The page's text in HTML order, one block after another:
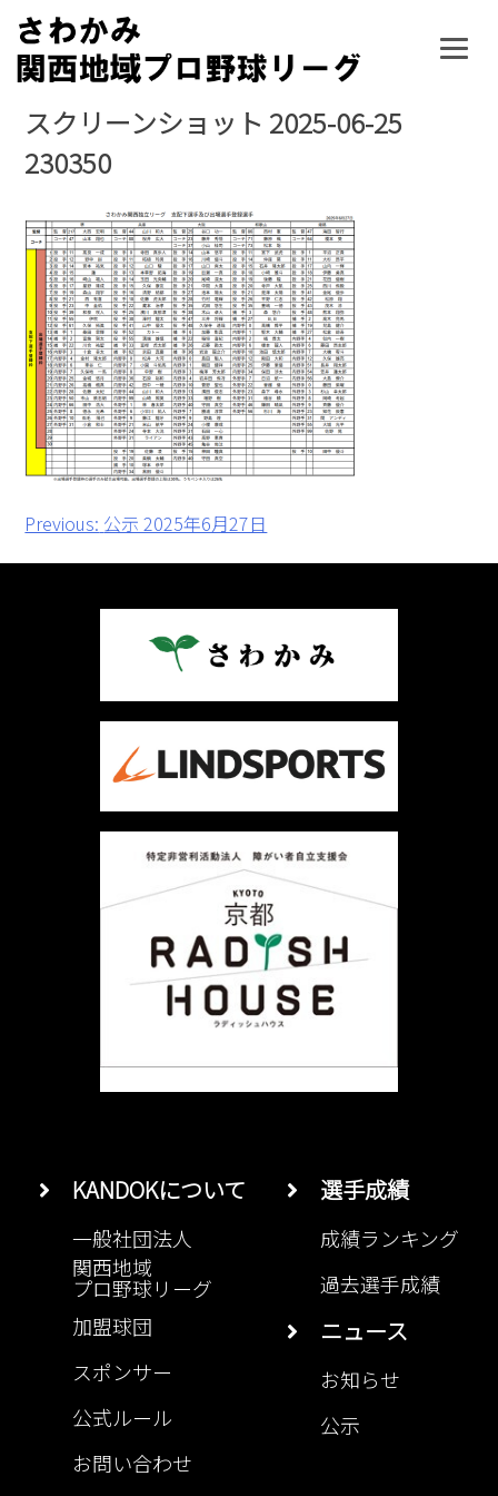
Skip
content
スクリーンショット 2025-06-25
230350
投
稿
Previous: 公示 2025年6月27日
KANDOKについて
一般社団法人
関西地域
プロ野球リーグ
加盟球団
スポンサー
公式ルール
お問い合わせ
選手成績
成績ランキング
過去選手成績
ニュース
お知らせ
公示